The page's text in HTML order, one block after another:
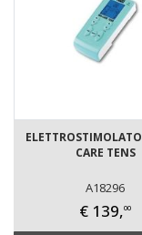
CARE TENS
A18296
€ 139,00